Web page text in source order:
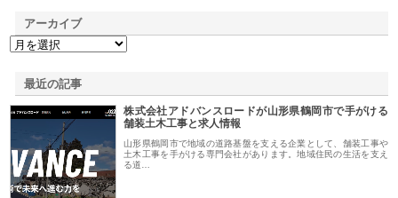
アーカイブ
最近の記事
株式会社アドバンスロードが山形県鶴岡市で手がける
舗装土木工事と求人情報
山形県鶴岡市で地域の道路基盤を支える企業として、舗装工事や
土木工事を手がける専門会社があります。地域住民の生活を支え
る道…